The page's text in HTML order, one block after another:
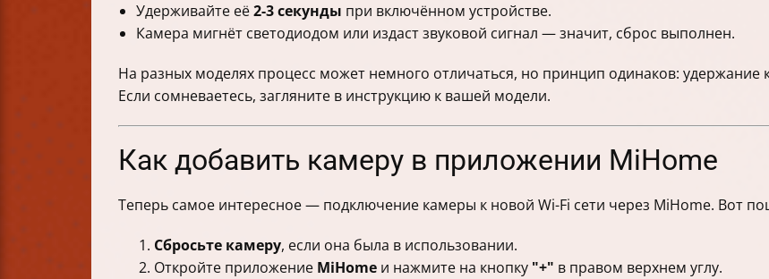
Удерживайте её2-3 секунды при включённом устройстве.
Камера мигнёт светодиодом или издаст звуковой сигнал — значит, сброс выполнен.
На разных моделях процесс может немного отличаться, но принцип одинаков:
Если сомневаетесь, загляните в инструкцию к вашей модели.
Как добавить камеру в приложении MiHome
Теперь самое интересное — подключение камеры к новой Wi-Fi сети через MiHome. Вот
Сбросьте камеру, если она была в использовании.
Откройте приложение MiHome и нажмите на кнопку "+" в правом верхнем углу.